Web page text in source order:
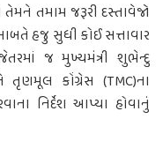
તમામ જરૂરી દસ્તાવેજો
હજુ સુધી કોઈ સત્તાવાર
જ મુખ્યમંત્રી શુભેન્દુ
કોંગ્રેસ (TMC)ના
નિર્દેશ આપ્યા હોવાનું